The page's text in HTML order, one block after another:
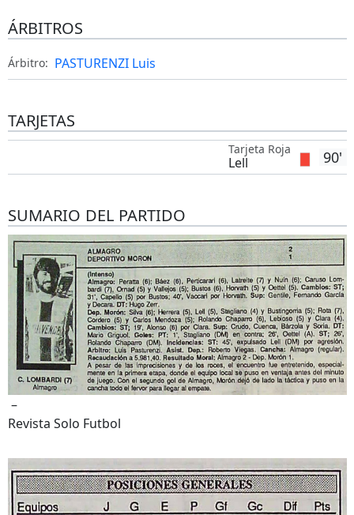
ÁRBITROS
Árbitro: PASTURENZI Luis
TARJETAS
90'
Tarjeta Roja
Lell
SUMARIO DEL PARTIDO
–
Revista Solo Futbol